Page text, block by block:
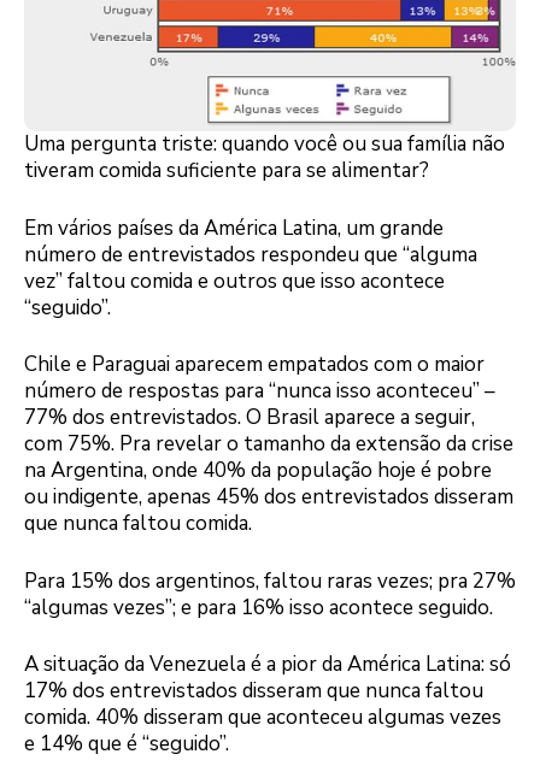
Uma pergunta triste: quando você ou sua família não
tiveram comida suficiente para se alimentar?
Em vários países da América Latina, um grande
número de entrevistados respondeu que “alguma
vez” faltou comida e outros que isso acontece
“seguido”.
Chile e Paraguai aparecem empatados com o maior
número de respostas para “nunca isso aconteceu” –
77% dos entrevistados. O Brasil aparece a seguir,
com 75%. Pra revelar o tamanho da extensão da crise
na Argentina, onde 40% da população hoje é pobre
ou indigente, apenas 45% dos entrevistados disseram
que nunca faltou comida.
Para 15% dos argentinos, faltou raras vezes; pra 27%
“algumas vezes”; e para 16% isso acontece seguido.
A situação da Venezuela é a pior da América Latina: só
17% dos entrevistados disseram que nunca faltou
comida. 40% disseram que aconteceu algumas vezes
e 14% que é “seguido”.